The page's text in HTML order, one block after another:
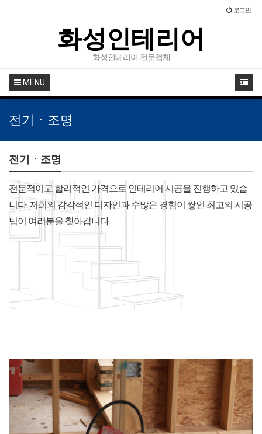
로그인
화성인테리어
화성인테리어 전문업체
MENU
전기ㆍ조명
전기ㆍ조명
전문적이고 합리적인 가격으로 인테리어 시공을 진행하고 있습
니다. 저희의 감각적인 디자인과 수많은 경험이 쌓인 최고의 시공
팀이 여러분을 찾아갑니다.